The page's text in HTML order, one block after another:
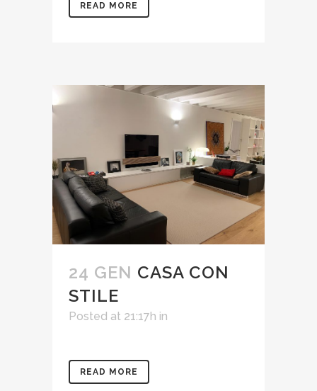
READ MORE
24 GEN CASA CON
STILE
Posted at 21:17h in
READ MORE